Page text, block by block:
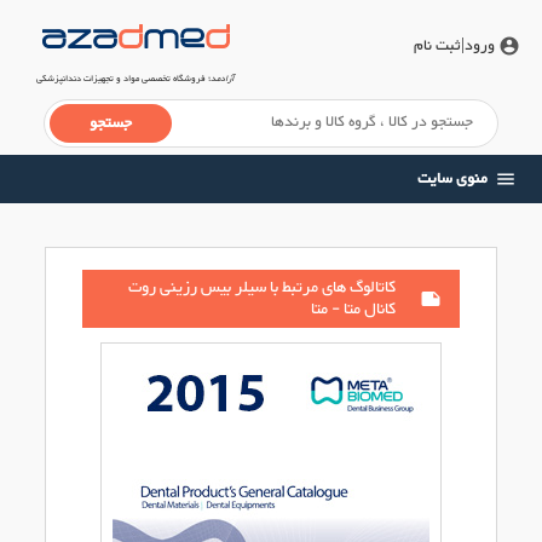
account_circle ورود|ثبت نام
آزادمد؛ فروشگاه تخصصی مواد و تجهیزات دندانپزشکی
menu منوی سایت
note کاتالوگ های مرتبط با سیلر بیس رزینی روت
کانال متا - متا